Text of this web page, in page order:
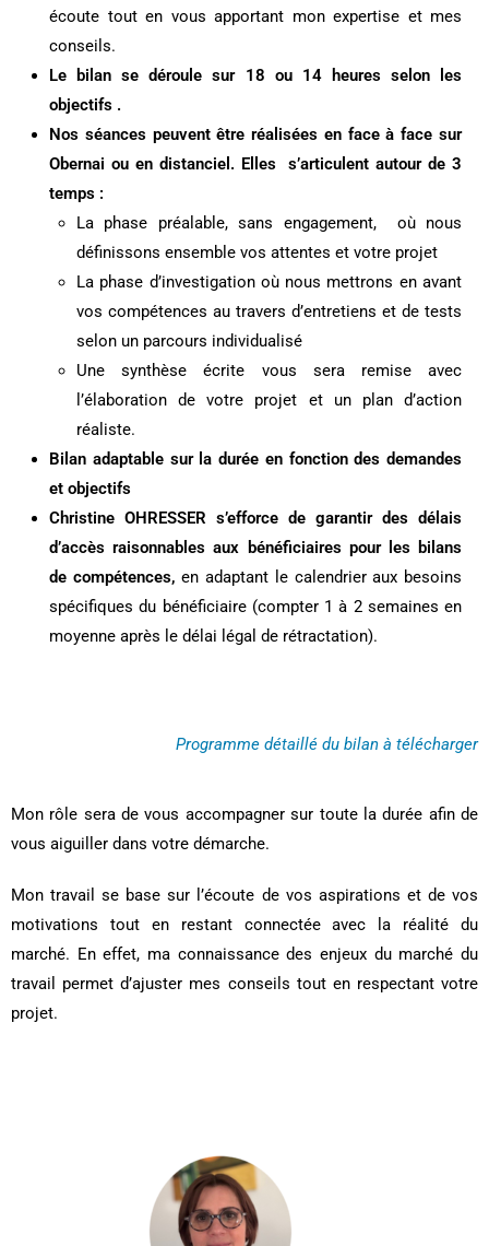
écoute tout en vous apportant mon expertise et mes
conseils.
Le bilan se déroule sur 18 ou 14 heures selon les
objectifs .
Nos séances peuvent être réalisées en face à face sur
Obernai ou en distanciel. Elles s’articulent autour de 3
temps :
La phase préalable, sans engagement, où nous
définissons ensemble vos attentes et votre projet
La phase d’investigation où nous mettrons en avant
vos compétences au travers d’entretiens et de tests
selon un parcours individualisé
Une synthèse écrite vous sera remise avec
l’élaboration de votre projet et un plan d’action
réaliste.
Bilan adaptable sur la durée en fonction des demandes
et objectifs
Christine OHRESSER s’efforce de garantir des délais
d’accès raisonnables aux bénéficiaires pour les bilans
de compétences,en adaptant le calendrier aux besoins
spécifiques du bénéficiaire (compter 1 à 2 semaines en
moyenne après le délai légal de rétractation).
Programme détaillé du bilan à télécharger
Mon rôle sera de vous accompagner sur toute la durée afin de
vous aiguiller dans votre démarche.
Mon travail se base sur l’écoute de vos aspirations et de vos
motivations tout en restant connectée avec la réalité du
marché. En effet, ma connaissance des enjeux du marché du
travail permet d’ajuster mes conseils tout en respectant votre
projet.